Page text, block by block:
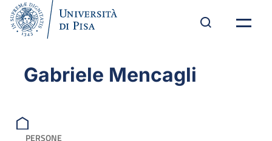
Gabriele Mencagli
PERSONE